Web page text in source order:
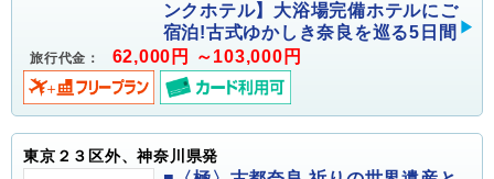
ンクホテル】大浴場完備ホテルにご
宿泊!古式ゆかしき奈良を巡る5日間
旅行代金： 62,000円 ～103,000円
東京２３区外、神奈川県発